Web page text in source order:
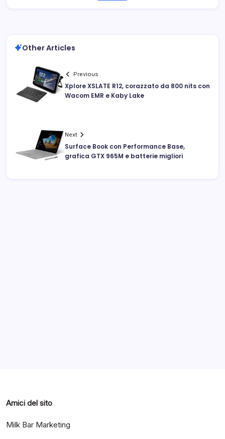
Other Articles
Previous
Xplore XSLATE R12, corazzato da 800 nits con
Wacom EMR e Kaby Lake
Next
Surface Book con Performance Base,
grafica GTX 965M e batterie migliori
Amici del sito
Milk Bar Marketing